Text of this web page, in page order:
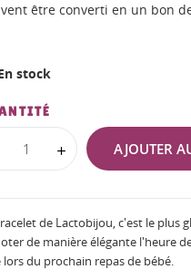
être converti en un bon
stock
AJOUTER
de Lactobijou, c'est le plus
de manière élégante l'heure
lors du prochain repas de bébé.